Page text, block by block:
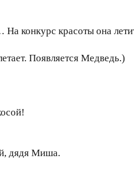
конкурс красоты она
Появляется Медведь.)
дядя Миша.